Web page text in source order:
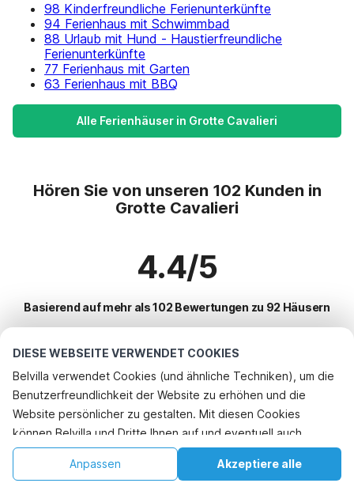
DIESE WEBSEITE VERWENDET COOKIES
Belvilla verwendet Cookies (und ähnliche Techniken), um die
Benutzerfreundlichkeit der Website zu erhöhen und die
Website persönlicher zu gestalten. Mit diesen Cookies
können Belvilla und Dritte Ihnen auf und eventuell auch
außerhalb unserer Website folgen, um Werbung Ihren
Interessen anzupassen und das Teilen von Informationen über
Akzeptiere alle
Anpassen
98 Kinderfreundliche Ferienunterkünfte
94 Ferienhaus mit Schwimmbad
88 Urlaub mit Hund - Haustierfreundliche
Ferienunterkünfte
77 Ferienhaus mit Garten
63 Ferienhaus mit BBQ
Alle Ferienhäuser in Grotte Cavalieri
Hören Sie von unseren 102 Kunden in
Grotte Cavalieri
4.4/5
Basierend auf mehr als 102 Bewertungen zu 92 Häusern
Beliebteste Reiseziele für Urlaub
Top-Städte mit Top-Annehmlichkeiten für den Urlaub
Kinderfreundliche Ferienunterkünfte villa-di-santalessio
Kinderfreundliche Ferienunterkünfte grotte-cavalieri
Urlaub mit Hund - Haustierfreundliche Ferienunterkünfte le-vecchie-
Beliebte Ausstattungen für Urlaub in Grotte-cavalieri
Kinderfreundliche Ferienunterkünfte
Beliebte Städte für den Urlaub in Sizilien
Startseite Wunschliste Buchungen Konto